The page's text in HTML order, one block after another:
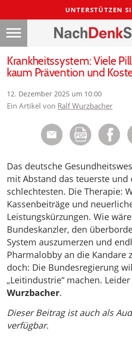
UNTERSTÜTZEN
Krankheitssystem: Viele
kaum Prävention und
12. Dezember 2025 um 10:00
Ein Artikel von Ralf Wurzbacher
Das deutsche
mit Abstand das teuerste
schlechtesten. Die Therapie:
Kassenbeiträge und
Leistungskürzungen. Wie
Bundeskanzler, den
System auszumerzen und
Pharmalobby an die Kandare
doch: Die Bundesregierung
„Leitindustrie“ machen.
Wurzbacher.
Dieser Beitrag ist auch als
verfügbar.